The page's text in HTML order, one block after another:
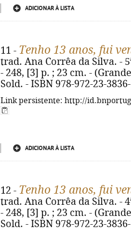
ADICIONAR À LISTA
11 - Tenho 13 anos, fui
trad. Ana Corrêa da Silva. -
- 248, [3] p. ; 23 cm. -
Sold. - ISBN 978-972-23-
Link persistente: http://
ADICIONAR À LISTA
12 - Tenho 13 anos, fui
trad. Ana Corrêa da Silva. -
- 248, [3] p. ; 23 cm. -
Sold. - ISBN 978-972-23-